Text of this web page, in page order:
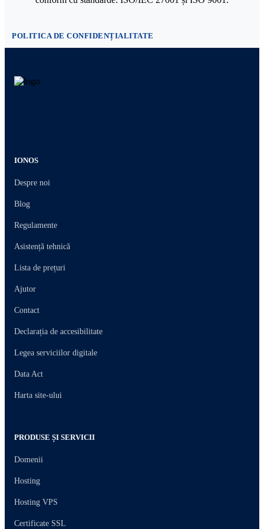
POLITICA DE CONFIDENȚIALITATE
IONOS
Despre noi
Blog
Regulamente
Asistență tehnică
Lista de prețuri
Ajutor
Contact
Declarația de accesibilitate
Legea serviciilor digitale
Data Act
Harta site-ului
PRODUSE ȘI SERVICII
Domenii
Hosting
Hosting VPS
Certificate SSL